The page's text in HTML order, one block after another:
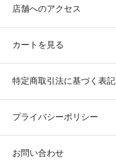
店舗へのアクセス
カートを見る
特定商取引法に基づく表記
プライバシーポリシー
お問い合わせ